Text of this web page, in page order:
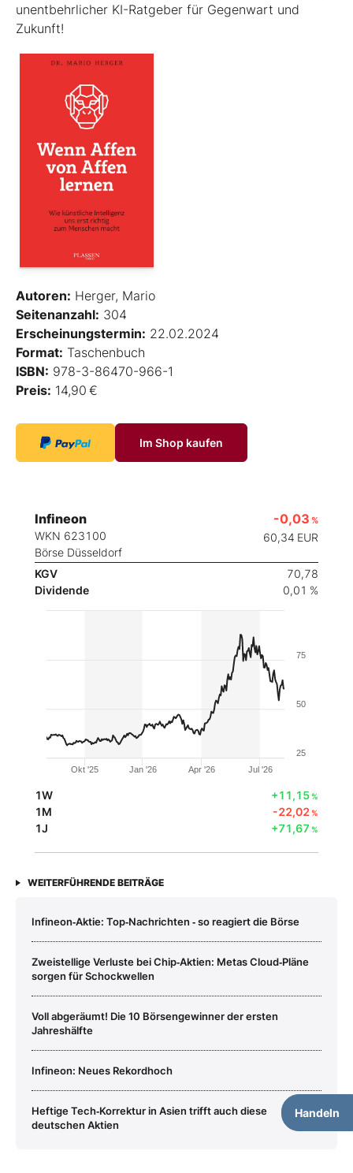
unentbehrlicher KI-Ratgeber für Gegenwart und
Zukunft!
Autoren: Herger, Mario
Seitenanzahl: 304
Erscheinungstermin: 22.02.2024
Format: Taschenbuch
ISBN: 978-3-86470-966-1
Preis: 14,90 €
Im Shop kaufen
Infineon
WKN 623100
Börse Düsseldorf
-0,03 %
60,34 EUR
KGV
70,78
Dividende
0,01 %
Handeln
Okt '25 Jan '26 Apr '26 Jul '26
25
50
75
1W +11,15%
1M -22,02%
1J +71,67 %
WEITERFÜHRENDE BEITRÄGE
Infineon‑Aktie: Top‑Nachrichten ‑ so reagiert die Börse
Zweistellige Verluste bei Chip‑Aktien: Metas Cloud‑Pläne
sorgen für Schockwellen
Voll abgeräumt! Die 10 Börsengewinner der ersten
Jahreshälfte
Infineon: Neues Rekordhoch
Heftige Tech‑Korrektur in Asien trifft auch diese
deutschen Aktien